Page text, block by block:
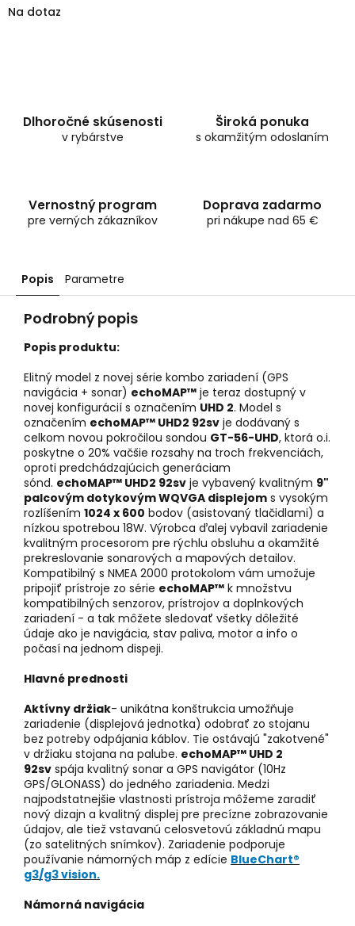
Na dotaz
Dlhoročné skúsenosti
v rybárstve
Široká ponuka
s okamžitým odoslaním
Vernostný program
pre verných zákazníkov
Doprava zadarmo
pri nákupe nad 65 €
Popis Parametre
Podrobný popis
Popis produktu:
Elitný model z novej série kombo zariadení (GPS
navigácia + sonar) echoMAP™ je teraz dostupný v
novej konfigurácií s označením UHD 2. Model s
označením echoMAP™ UHD2 92sv je dodávaný s
celkom novou pokročilou sondou GT-56-UHD, ktorá o.i.
poskytne o 20% vačšie rozsahy na troch frekvenciách,
oproti predchádzajúcich generáciam
sónd. echoMAP™ UHD2 92sv je vybavený kvalitným 9"
palcovým dotykovýmWQVGA displejom s vysokým
rozlíšením 1024 x 600 bodov (asistovaný tlačidlami) a
nízkou spotrebou 18W. Výrobca ďalej vybavil zariadenie
kvalitným procesorom pre rýchlu obsluhu a okamžité
prekreslovanie sonarových a mapových detailov.
Kompatibilný s NMEA 2000 protokolom vám umožuje
pripojiť prístroje zo série echoMAP™ k množstvu
kompatibilných senzorov, prístrojov a doplnkových
zariadení - a tak môžete sledovať všetky dôležité
údaje ako je navigácia, stav paliva, motor a info o
počasí na jednom dispeji.
Hlavné prednosti
Aktívny držiak- unikátna konštrukcia umožňuje
zariadenie (displejová jednotka) odobrať zo stojanu
bez potreby odpájania káblov. Tie ostávajú "zakotvené"
v držiaku stojana na palube. echoMAP™ UHD 2
92sv spája kvalitný sonar a GPS navigátor (10Hz
GPS/GLONASS) do jedného zariadenia. Medzi
najpodstatnejšie vlastnosti prístroja môžeme zaradiť
nový dizajn a kvalitný displej pre precízne zobrazovanie
údajov, ale tiež vstavanú celosvetovú základnú mapu
(zo satelitných snímkov). Zariadenie podporuje
používanie námorných máp z edície BlueChart®
g3/g3 vision.
Námorná navigácia